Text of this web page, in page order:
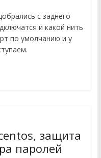
с заднего
и какой нить
по умолчанию и у
защита
паролей